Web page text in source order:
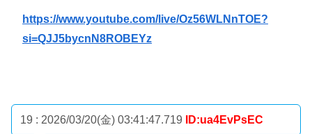
https://www.youtube.com/live/Oz56WLNnTOE?
si=QJJ5bycnN8ROBEYz
19 : 2026/03/20(金) 03:41:47.719 ID:ua4EvPsEC